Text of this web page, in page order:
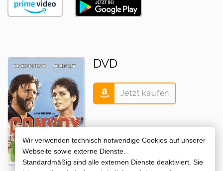
DVD
Jetzt kaufen
Wir verwenden technisch notwendige Cookies auf unserer
Webseite sowie externe Dienste.
Standardmäßig sind alle externen Dienste deaktiviert. Sie